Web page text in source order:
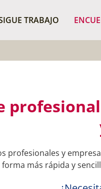
TRABAJO
profesionales y
forma más rápida y